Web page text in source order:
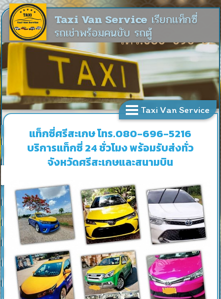
Taxi Van Service เรียกแท็กซี่
รถเช่าพร้อมคนขับ รถตู้
Taxi Van Service
แท็กซี่ศรีสะเกษ โทร.080-696-5216
บริการแท็กซี่ 24 ชั่วโมง พร้อมรับส่งทั่ว
จังหวัดศรีสะเกษและสนามบิน